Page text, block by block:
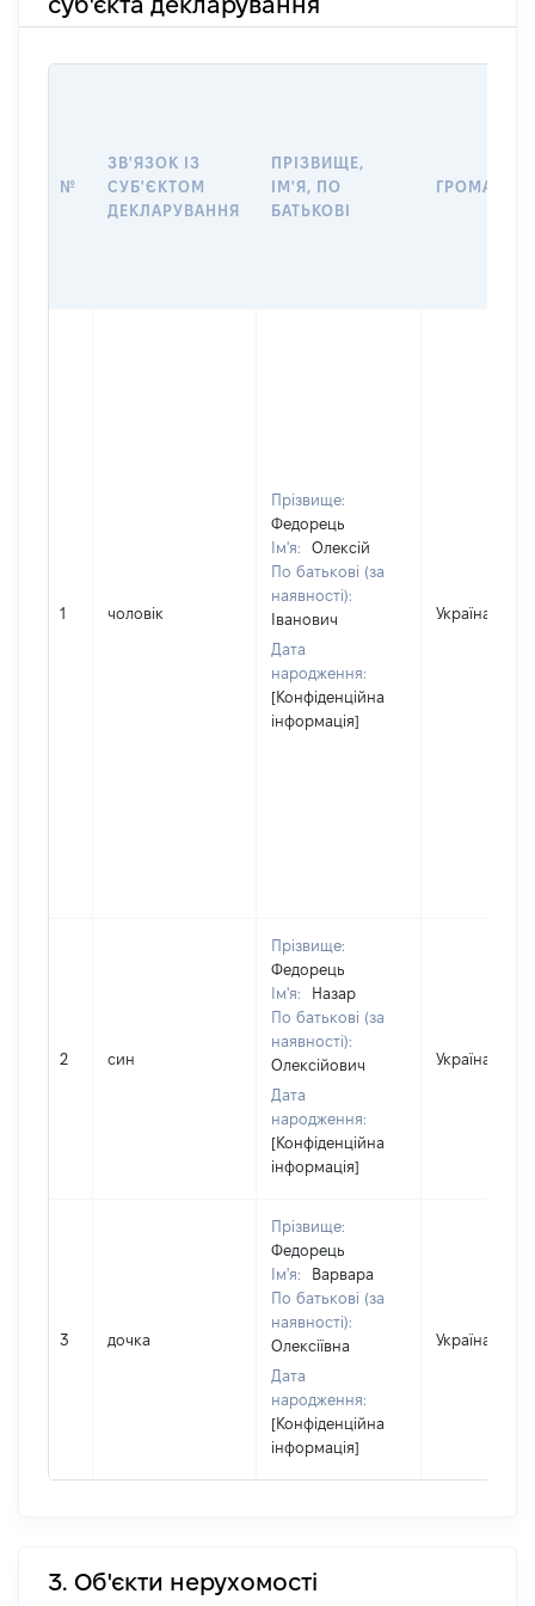
№
ЗВ'ЯЗОК ІЗ
СУБ'ЄКТОМ
ДЕКЛАРУВАННЯ
ПРІЗВИЩЕ,
ІМ'Я, ПО
БАТЬКОВІ
1 чоловік
Прізвище:
Федорець
Ім'я:
Олексій
По батькові (за
наявності):
Іванович
Дата
народження:
[Конфіденційна
інформація]
Україна
2 син
Прізвище:
Федорець
Ім'я:
Назар
По батькові (за
наявності):
Олексійович
Дата
народження:
[Конфіденційна
інформація]
Україна
3 дочка
Прізвище:
Федорець
Ім'я:
Варвара
По батькові (за
наявності):
Олексіївна
Дата
народження:
[Конфіденційна
інформація]
Україна
3. Об'єкти нерухомості